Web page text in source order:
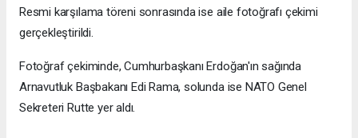
Resmi karşılama töreni sonrasında ise aile fotoğrafı çekimi
gerçekleştirildi.
Fotoğraf çekiminde, Cumhurbaşkanı Erdoğan'ın sağında
Arnavutluk Başbakanı Edi Rama, solunda ise NATO Genel
Sekreteri Rutte yer aldı.